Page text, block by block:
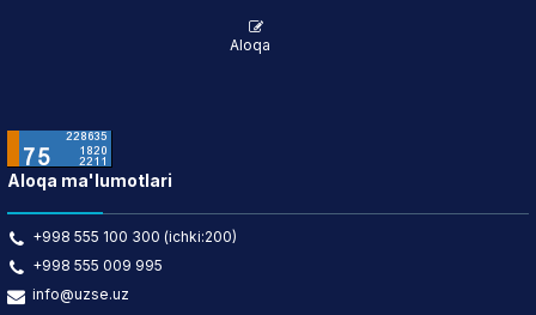
Aloqa
Aloqa ma'lumotlari
+998 555 100 300 (ichki:200)
+998 555 009 995
info@uzse.uz